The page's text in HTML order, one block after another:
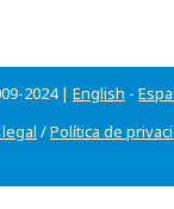
2024 | English -
/Política de